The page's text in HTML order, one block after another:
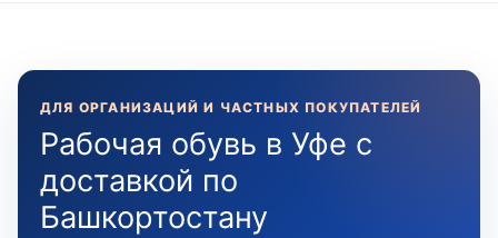
ДЛЯ ОРГАНИЗАЦИЙ И ЧАСТНЫХ ПОКУПАТЕЛЕЙ
Рабочая обувь в Уфе с
доставкой по
Башкортостану